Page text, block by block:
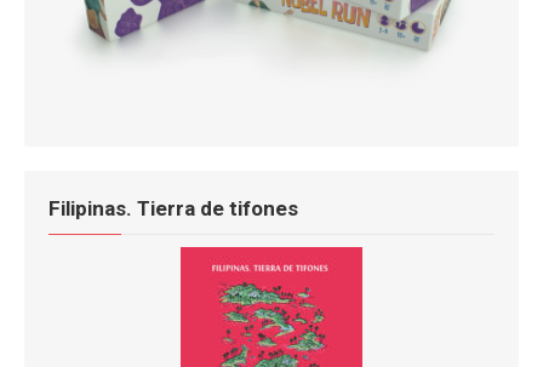
Filipinas. Tierra de tifones